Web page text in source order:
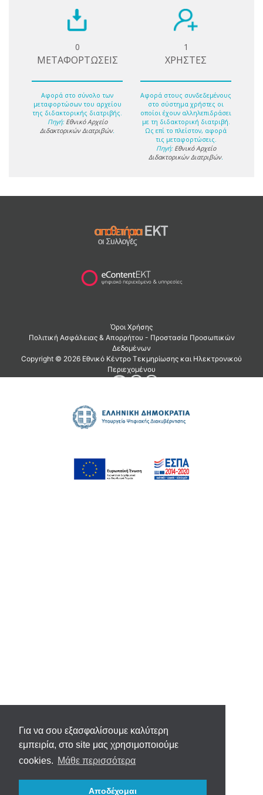
Για να σου εξασφαλίσουμε καλύτερη
εμπειρία, στο site μας χρησιμοποιούμε
cookies. Μάθε περισσότερα
Αποδέχομαι
0
ΜΕΤΑΦΟΡΤΩΣΕΙΣ
Αφορά στο σύνολο των
μεταφορτώσων του αρχείου
της διδακτορικής διατριβής.
Πηγή: Εθνικό Αρχείο
Διδακτορικών Διατριβών.
1
ΧΡΗΣΤΕΣ
Αφορά στους συνδεδεμένους
στο σύστημα χρήστες οι
οποίοι έχουν αλληλεπιδράσει
με τη διδακτορική διατριβή.
Ως επί το πλείστον, αφορά
τις μεταφορτώσεις.
Πηγή: Εθνικό Αρχείο
Διδακτορικών Διατριβών.